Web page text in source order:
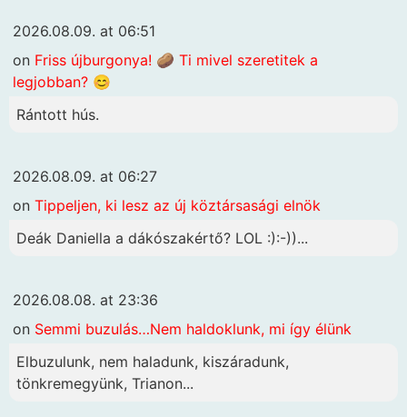
2026.08.09. at 06:51
on Friss újburgonya! 🥔 Ti mivel szeretitek a
legjobban? 😊
Rántott hús.
2026.08.09. at 06:27
on Tippeljen, ki lesz az új köztársasági elnök
Deák Daniella a dákószakértő? LOL :):-))...
2026.08.08. at 23:36
on Semmi buzulás…Nem haldoklunk, mi így élünk
Elbuzulunk, nem haladunk, kiszáradunk,
tönkremegyünk, Trianon...